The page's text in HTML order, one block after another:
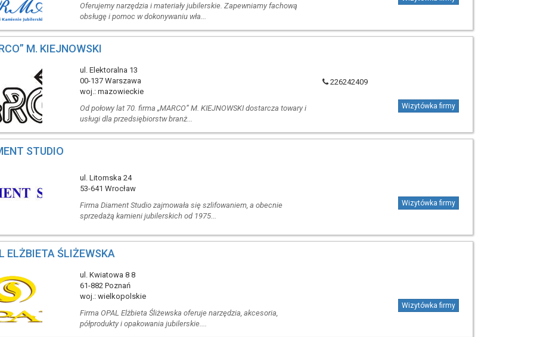
Oferujemy narzędzia i materiały jubilerskie. Zapewniamy fachową
obsługę i pomoc w dokonywaniu wła...
M. KIEJNOWSKI
ul. Elektoralna 13
00-137 Warszawa
woj.: mazowieckie
Od połowy lat 70. firma „MARCO” M. KIEJNOWSKI dostarcza towary i
usługi dla przedsiębiorstw branż...
226242409
Wizytówka firmy
STUDIO
ul. Litomska 24
53-641 Wrocław
Firma Diament Studio zajmowała się szlifowaniem, a obecnie
sprzedażą kamieni jubilerskich od 1975...
Wizytówka firmy
ELŻBIETA ŚLIŻEWSKA
ul. Kwiatowa 8 8
61-882 Poznań
woj.: wielkopolskie
Firma OPAL Elżbieta Śliżewska oferuje narzędzia, akcesoria,
półprodukty i opakowania jubilerskie....
Wizytówka firmy